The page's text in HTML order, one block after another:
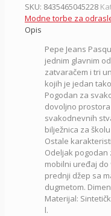
SKU: 8435465045228
Modne torbe za
Opis
Pepe Jeans
jednim glavnim
zatvaračem i tri
kojih je jedan
Pogodan za
dovoljno
svakodnevnih
bilježnica za
Ostale
Odeljak pogodan
mobilni uređaj do
prednji džep sa
dugmetom.
Materijal:
l.